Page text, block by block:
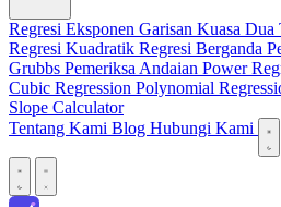
Regresi Eksponen Garisan Kuasa Dua
Regresi Kuadratik Regresi Berganda
Grubbs Pemeriksa Andaian Power
Cubic Regression Polynomial
Slope Calculator
Tentang Kami Blog Hubungi Kami